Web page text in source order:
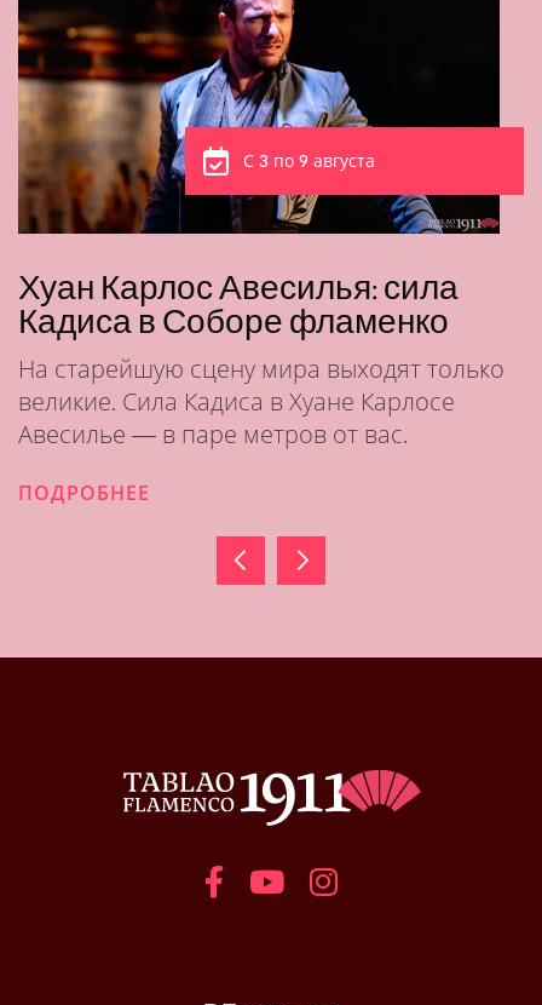
С 3 по 9 августа
Хуан Карлос Авесилья: сила
Кадиса в Соборе фламенко
На старейшую сцену мира выходят только
великие. Сила Кадиса в Хуане Карлосе
Авесилье — в паре метров от вас.
ПОДРОБНЕЕ